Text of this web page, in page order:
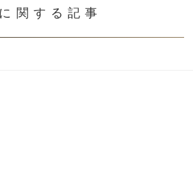
する記事